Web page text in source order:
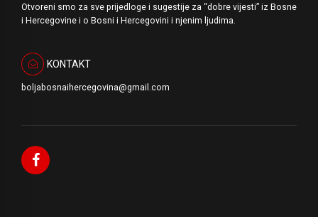
Otvoreni smo za sve prijedloge i sugestije za “dobre vijesti” iz Bosne
i Hercegovine i o Bosni i Hercegovini i njenim ljudima.
KONTAKT
boljabosnaihercegovina@gmail.com